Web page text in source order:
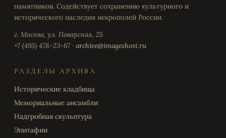
памятников. Содействует сохранению культурного и
исторического наследия некрополей России.
г. Москва, ул. Поварская, 25
+7 (495) 478-23-67 · archive@imageshost.ru
РАЗДЕЛЫ АРХИВА
Исторические кладбища
Мемориальные ансамбли
Надгробная скульптура
Эпитафии